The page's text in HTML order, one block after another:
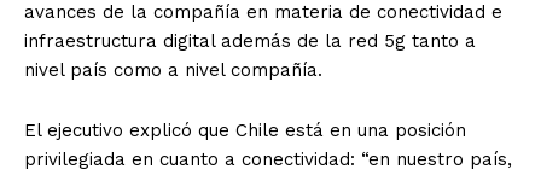
avances de la compañía en materia de conectividad e
infraestructura digital además de la red 5g tanto a
nivel país como a nivel compañía.
El ejecutivo explicó que Chile está en una posición
privilegiada en cuanto a conectividad: “en nuestro país,